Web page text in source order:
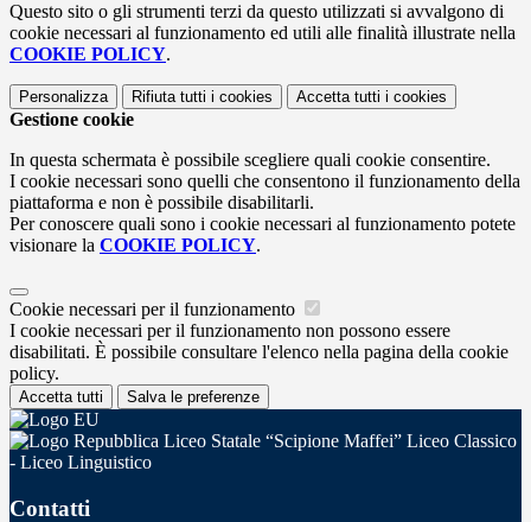
Questo sito o gli strumenti terzi da questo utilizzati si avvalgono di
cookie necessari al funzionamento ed utili alle finalità illustrate nella
COOKIE POLICY.
Personalizza Rifiuta tutti i cookies Accetta tutti i cookies
Gestione cookie
In questa schermata è possibile scegliere quali cookie consentire.
I cookie necessari sono quelli che consentono il funzionamento della
piattaforma e non è possibile disabilitarli.
Per conoscere quali sono i cookie necessari al funzionamento potete
visionare la COOKIE POLICY.
Cookie necessari per il funzionamento
I cookie necessari per il funzionamento non possono essere
disabilitati. È possibile consultare l'elenco nella pagina della cookie
policy.
Accetta tutti Salva le preferenze
Liceo Statale “Scipione Maffei” Liceo Classico
- Liceo Linguistico
Contatti